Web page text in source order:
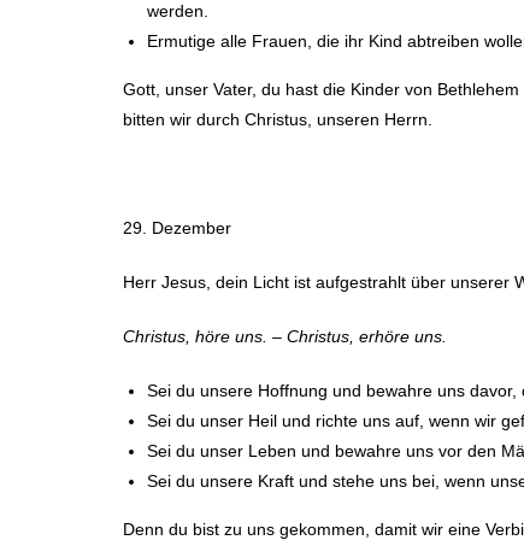
werden.
Ermutige alle Frauen, die ihr Kind abtreiben
Gott, unser Vater, du hast die Kinder von
bitten wir durch Christus, unseren Herrn.
29. Dezember
Herr Jesus, dein Licht ist aufgestrahlt über unserer
Christus, höre uns. – Christus, erhöre uns.
Sei du unsere Hoffnung und bewahre uns davor,
Sei du unser Heil und richte uns auf, wenn wir
Sei du unser Leben und bewahre uns vor den
Sei du unsere Kraft und stehe uns bei, wenn
Denn du bist zu uns gekommen, damit wir eine